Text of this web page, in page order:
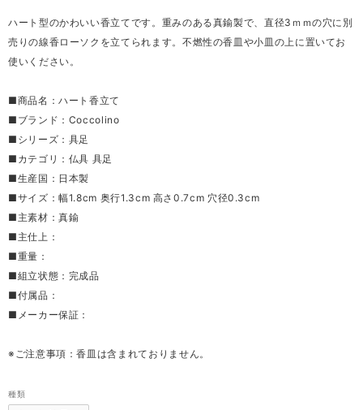
ハート型のかわいい香立てです。重みのある真鍮製で、直径3ｍｍの穴に別
売りの線香ローソクを立てられます。不燃性の香皿や小皿の上に置いてお
使いください。
■商品名：ハート香立て
■ブランド：Coccolino
■シリーズ：具足
■カテゴリ：仏具 具足
■生産国：日本製
■サイズ：幅1.8cm 奥行1.3cm 高さ0.7cm 穴径0.3cm
■主素材：真鍮
■主仕上：
■重量：
■組立状態：完成品
■付属品：
■メーカー保証：
※ご注意事項：香皿は含まれておりません。
種類